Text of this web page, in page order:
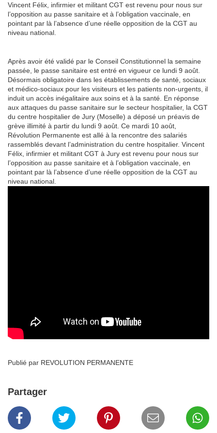
Vincent Félix, infirmier et militant CGT est revenu pour nous sur
l’opposition au passe sanitaire et à l’obligation vaccinale, en
pointant par là l’absence d’une réelle opposition de la CGT au
niveau national.
Après avoir été validé par le Conseil Constitutionnel la semaine
passée, le passe sanitaire est entré en vigueur ce lundi 9 août.
Désormais obligatoire dans les établissements de santé, sociaux
et médico-sociaux pour les visiteurs et les patients non-urgents, il
induit un accès inégalitaire aux soins et à la santé. En réponse
aux attaques du passe sanitaire sur le secteur hospitalier, la CGT
du centre hospitalier de Jury (Moselle) a déposé un préavis de
grève illimité à partir du lundi 9 août. Ce mardi 10 août,
Révolution Permanente est allé à la rencontre des salariés
rassemblés devant l’administration du centre hospitalier. Vincent
Félix, infirmier et militant CGT à Jury est revenu pour nous sur
l’opposition au passe sanitaire et à l’obligation vaccinale, en
pointant par là l’absence d’une réelle opposition de la CGT au
niveau national.
Publié par REVOLUTION PERMANENTE
Partager